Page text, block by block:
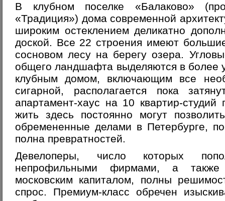
В клубном поселке «Балаково»
«Традиция») дома современной
широким остеклением деликатно
доской. Все 22 строения имеют
сосновом лесу на берегу озера.
общего ландшафта выделяются в более
клубным домом, включающим все
сигарной, располагается пока
апартамент-хаус на 10 квартир-
жить здесь постоянно могут
обремененные делами в Петербурге,
полна превратностей.
Девелоперы, число которых
непрофильными фирмами, а также
московским капиталом, полны
спрос. Премиум-класс обречен